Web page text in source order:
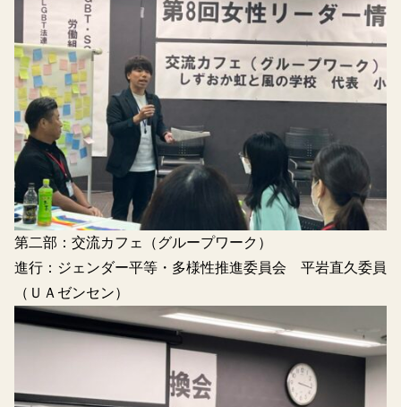
第二部：交流カフェ（グループワーク）
進行：ジェンダー平等・多様性推進委員会 平岩直久委員
（ＵＡゼンセン）